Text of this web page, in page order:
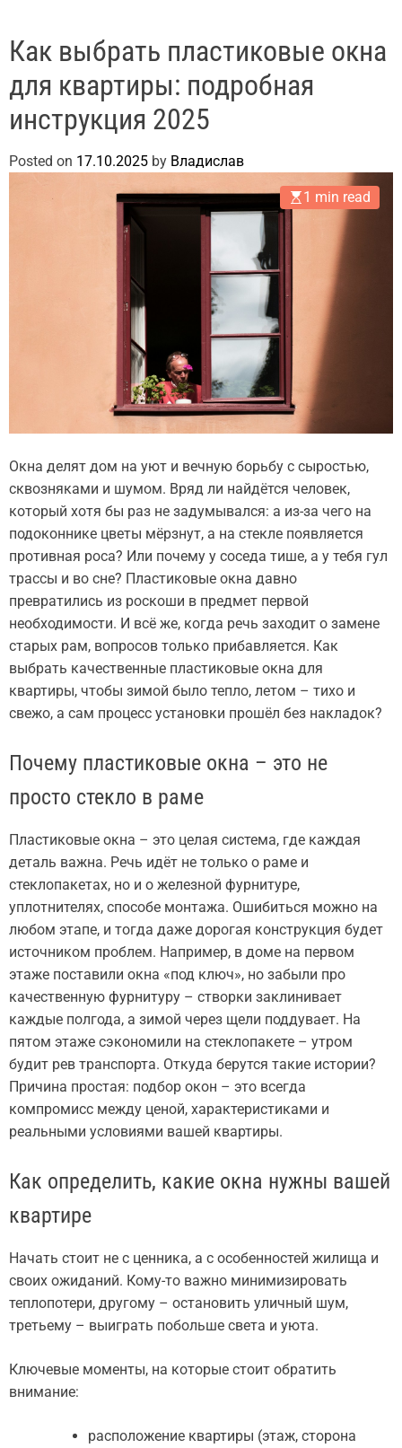
Как выбрать пластиковые окна
для квартиры: подробная
инструкция 2025
Posted on 17.10.2025 by Владислав
1 min read
Окна делят дом на уют и вечную борьбу с сыростью,
сквозняками и шумом. Вряд ли найдётся человек,
который хотя бы раз не задумывался: а из-за чего на
подоконнике цветы мёрзнут, а на стекле появляется
противная роса? Или почему у соседа тише, а у тебя гул
трассы и во сне? Пластиковые окна давно
превратились из роскоши в предмет первой
необходимости. И всё же, когда речь заходит о замене
старых рам, вопросов только прибавляется. Как
выбрать качественные пластиковые окна для
квартиры, чтобы зимой было тепло, летом – тихо и
свежо, а сам процесс установки прошёл без накладок?
Почему пластиковые окна – это не
просто стекло в раме
Пластиковые окна – это целая система, где каждая
деталь важна. Речь идёт не только о раме и
стеклопакетах, но и о железной фурнитуре,
уплотнителях, способе монтажа. Ошибиться можно на
любом этапе, и тогда даже дорогая конструкция будет
источником проблем. Например, в доме на первом
этаже поставили окна «под ключ», но забыли про
качественную фурнитуру – створки заклинивает
каждые полгода, а зимой через щели поддувает. На
пятом этаже сэкономили на стеклопакете – утром
будит рев транспорта. Откуда берутся такие истории?
Причина простая: подбор окон – это всегда
компромисс между ценой, характеристиками и
реальными условиями вашей квартиры.
Как определить, какие окна нужны вашей
квартире
Начать стоит не с ценника, а с особенностей жилища и
своих ожиданий. Кому-то важно минимизировать
теплопотери, другому – остановить уличный шум,
третьему – выиграть побольше света и уюта.
Ключевые моменты, на которые стоит обратить
внимание:
расположение квартиры (этаж, сторона